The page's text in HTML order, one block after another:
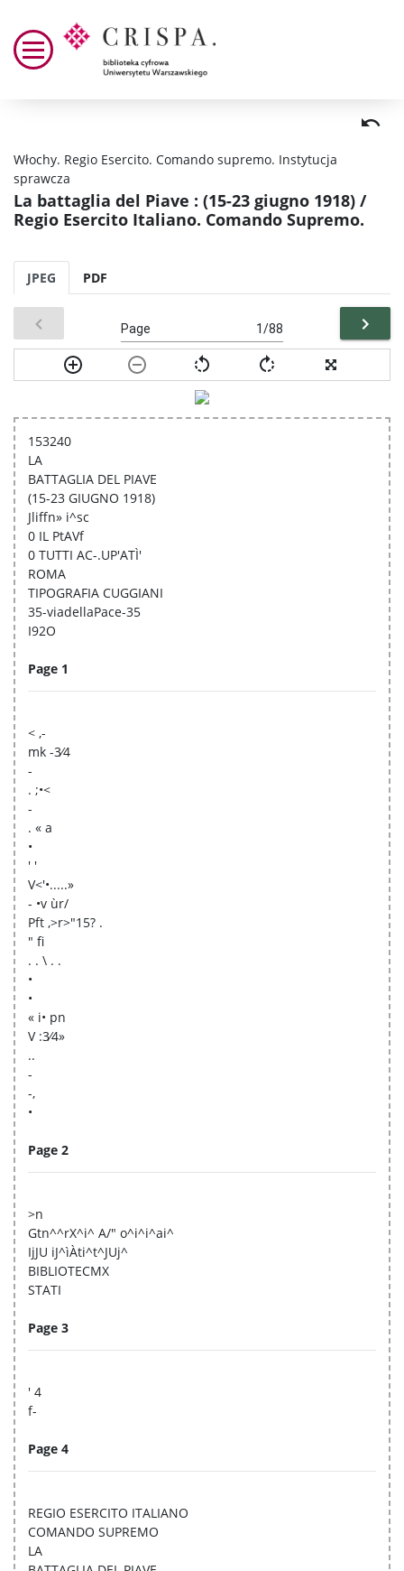
Włochy. Regio Esercito. Comando supremo. Instytucja
sprawcza
La battaglia del Piave : (15-23 giugno 1918) /
Regio Esercito Italiano. Comando Supremo.
JPEG PDF
Page /88
153240
LA
BATTAGLIA DEL PIAVE
(15-23 GIUGNO 1918)
Jliffn» i^sc
0 IL PtAVf
0 TUTTI AC-.UP'ATÌ'
ROMA
TIPOGRAFIA CUGGIANI
35-viadellaPace-35
I92O
Page 1
< ,-
mk -3⁄4
-
. ;•<
-
. « a
•
' '
V<'•.....»
- •v ùr/
Pft ,>r>"15? .
" fi
. . \ . .
•
•
« i• pn
V :3⁄4»
..
-
-,
•
Page 2
>n
Gtn^^rX^i^ A/" o^i^i^ai^
IjJU iJ^ìÀti^t^JUj^
BIBLIOTECMX
STATI
Page 3
' 4
f-
Page 4
REGIO ESERCITO ITALIANO
COMANDO SUPREMO
LA